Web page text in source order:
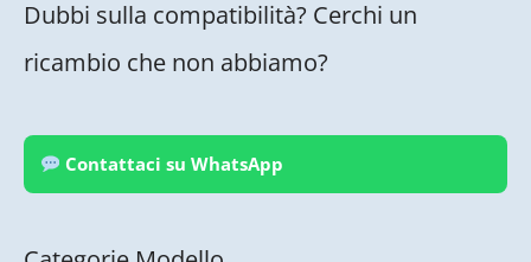
Dubbi sulla compatibilità? Cerchi un
ricambio che non abbiamo?
Contattaci su WhatsApp